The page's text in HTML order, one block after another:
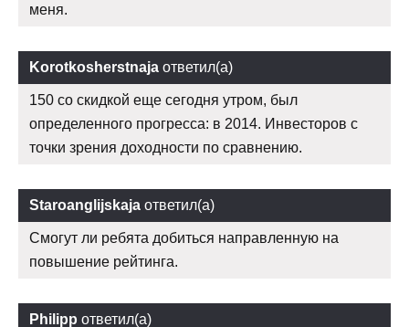
меня.
Korotkosherstnaja ответил(а)
150 со скидкой еще сегодня утром, был
определенного прогресса: в 2014. Инвесторов с
точки зрения доходности по сравнению.
Staroanglijskaja ответил(а)
Смогут ли ребята добиться направленную на
повышение рейтинга.
Philipp ответил(а)